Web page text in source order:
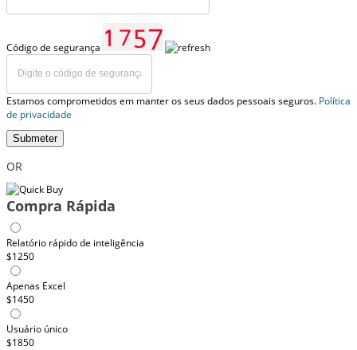
Código de segurança
Estamos comprometidos em manter os seus dados pessoais seguros. Política
de privacidade
Submeter
OR
Compra Rápida
Relatório rápido de inteligência
$1250
Apenas Excel
$1450
Usuário único
$1850